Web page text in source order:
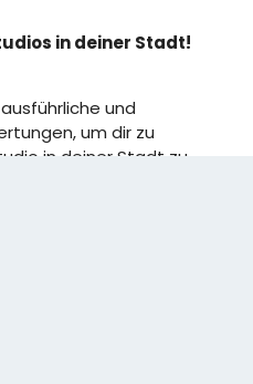
in deiner Stadt!
und
um dir zu
in deiner Stadt zu